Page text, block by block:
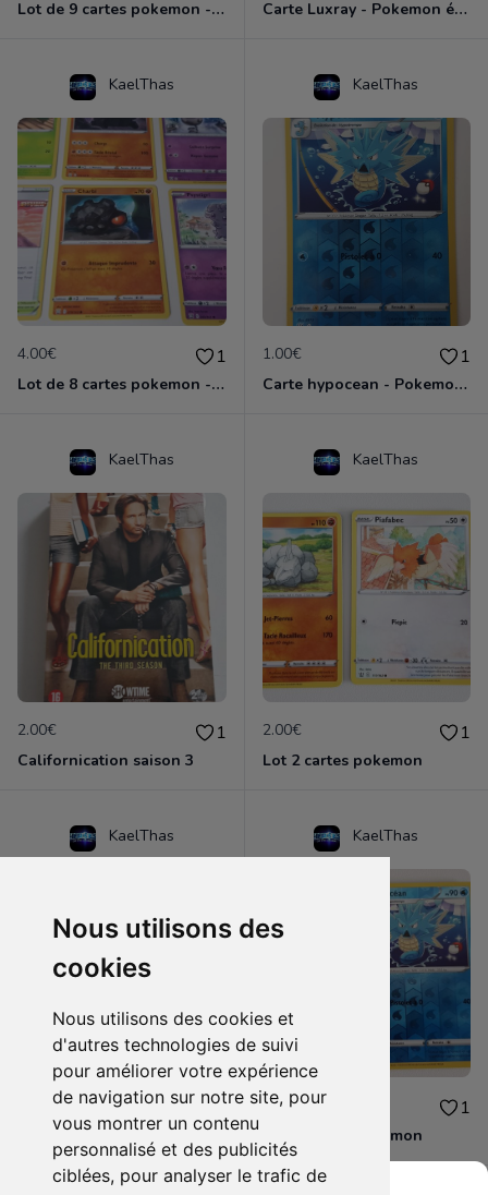
Nous utilisons des
cookies
Nous utilisons des cookies et
d'autres technologies de suivi
pour améliorer votre expérience
de navigation sur notre site, pour
vous montrer un contenu
personnalisé et des publicités
ciblées, pour analyser le trafic de
Lot de 9 cartes pokemon - épée et bouclier Carte Luxray - Pokemon épée et bouclier
KaelThas
4.00€ 1
Lot de 8 cartes pokemon - épée et bouclier
KaelThas
1.00€ 1
Carte hypocean - Pokemon épée et bouclier
KaelThas
2.00€ 1
Californication saison 3
KaelThas
2.00€ 1
Lot 2 cartes pokemon
KaelThas
2.00€ 1
Lot 2 cartes pokemon
KaelThas
4.00€ 1
Lot 2 cartes pokemon